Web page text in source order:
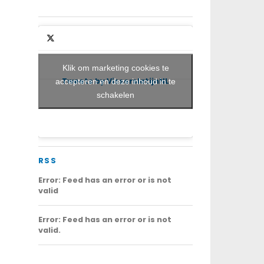
Tweets by VisserslatijnNL
Klik om marketing cookies te
accepteren en deze inhoud in te
schakelen
RSS
Error: Feed has an error or is not
valid
Error: Feed has an error or is not
valid.